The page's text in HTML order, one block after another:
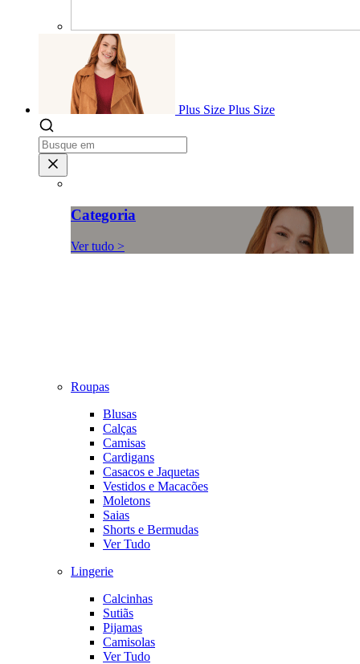
Plus Size Plus Size
Categoria
Ver tudo >
Roupas
Blusas
Calças
Camisas
Cardigans
Casacos e Jaquetas
Vestidos e Macacões
Moletons
Saias
Shorts e Bermudas
Ver Tudo
Lingerie
Calcinhas
Sutiãs
Pijamas
Camisolas
Ver Tudo